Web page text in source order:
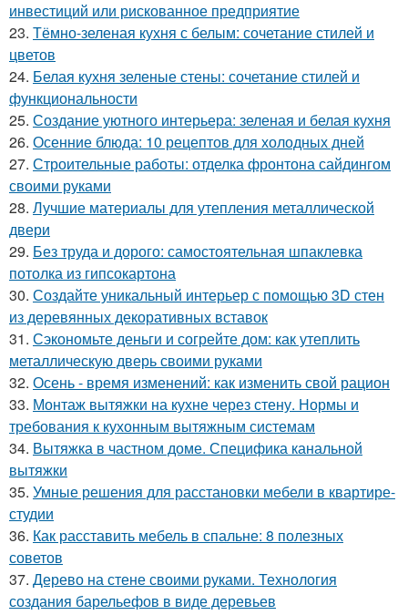
инвестиций или рискованное предприятие
23. Тёмно-зеленая кухня с белым: сочетание стилей и
цветов
24. Белая кухня зеленые стены: сочетание стилей и
функциональности
25. Создание уютного интерьера: зеленая и белая кухня
26. Осенние блюда: 10 рецептов для холодных дней
27. Строительные работы: отделка фронтона сайдингом
своими руками
28. Лучшие материалы для утепления металлической
двери
29. Без труда и дорого: самостоятельная шпаклевка
потолка из гипсокартона
30. Создайте уникальный интерьер с помощью 3D стен
из деревянных декоративных вставок
31. Сэкономьте деньги и согрейте дом: как утеплить
металлическую дверь своими руками
32. Осень - время изменений: как изменить свой рацион
33. Монтаж вытяжки на кухне через стену. Нормы и
требования к кухонным вытяжным системам
34. Вытяжка в частном доме. Специфика канальной
вытяжки
35. Умные решения для расстановки мебели в квартире-
студии
36. Как расставить мебель в спальне: 8 полезных
советов
37. Дерево на стене своими руками. Технология
создания барельефов в виде деревьев